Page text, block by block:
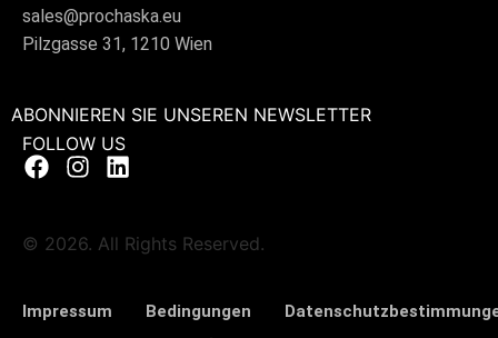
sales@prochaska.eu
Pilzgasse 31, 1210 Wien
ABONNIEREN SIE UNSEREN NEWSLETTER
FOLLOW US
© 2026. All Rights Reserved.
Impressum
Bedingungen